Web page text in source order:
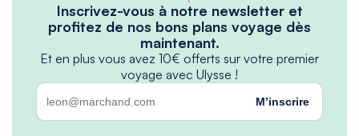
Inscrivez-vous à notre newsletter et
profitez de nos bons plans voyage dès
maintenant.
Et en plus vous avez 10€ offerts sur votre premier
voyage avec Ulysse !
M’inscrire